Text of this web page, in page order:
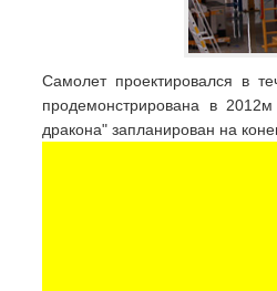
Самолет проектировался в
продемонстрирована в
дракона" запланирован на